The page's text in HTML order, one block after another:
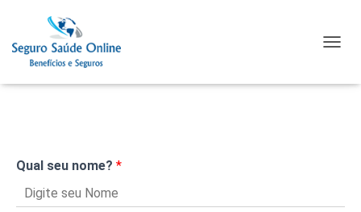
Qual seu nome? *